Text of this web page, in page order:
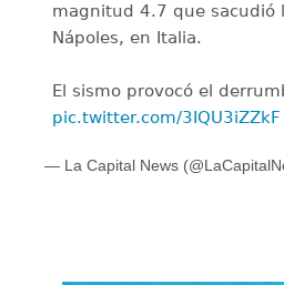
magnitud 4.7 que sacudió
Nápoles, en Italia.
El sismo provocó el
pic.twitter.com/3IQU3iZZkF
— La Capital News